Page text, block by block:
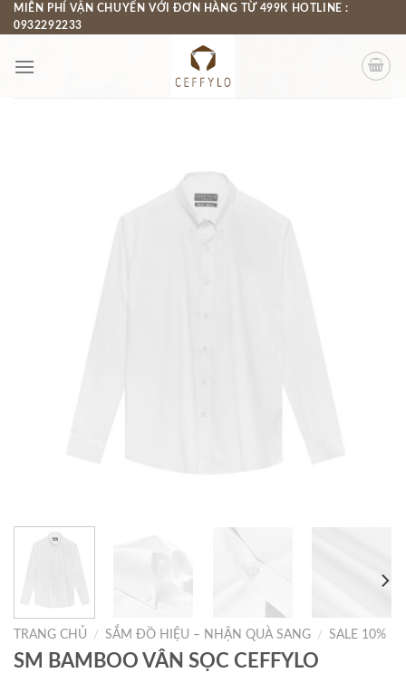
Chuyển
đến
dung
MIỄN PHÍ VẬN CHUYỂN VỚI ĐƠN HÀNG TỪ 499K HOTLINE :
0932292233
TRANG CHỦ / SẮM ĐỒ HIỆU – NHẬN QUÀ SANG / SALE 10%
SM BAMBOO VÂN SỌC CEFFYLO